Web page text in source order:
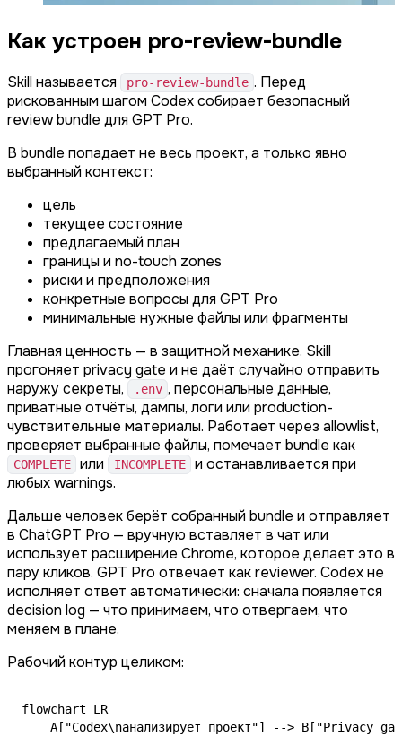
Как устроен pro-review-bundle
Skill называется pro-review-bundle . Перед
рискованным шагом Codex собирает безопасный
review bundle для GPT Pro.
В bundle попадает не весь проект, а только явно
выбранный контекст:
цель
текущее состояние
предлагаемый план
границы и no-touch zones
риски и предположения
конкретные вопросы для GPT Pro
минимальные нужные файлы или фрагменты
Главная ценность — в защитной механике. Skill
прогоняет privacy gate и не даёт случайно отправить
наружу секреты,
.env , персональные данные,
приватные отчёты, дампы, логи или production-
чувствительные материалы. Работает через allowlist,
проверяет выбранные файлы, помечает bundle как
COMPLETE или INCOMPLETE
и останавливается при
любых warnings.
Дальше человек берёт собранный bundle и отправляет
в ChatGPT Pro — вручную вставляет в чат или
использует расширение Chrome, которое делает это в
пару кликов. GPT Pro отвечает как reviewer. Codex не
исполняет ответ автоматически: сначала появляется
decision log — что принимаем, что отвергаем, что
меняем в плане.
Рабочий контур целиком:
flowchart LR
A["Codex\nанализирует проект"] --> B["Privacy